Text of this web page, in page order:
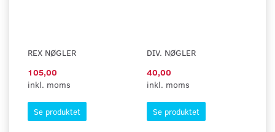
REX NØGLER
105,00
inkl. moms
Se produktet
DIV. NØGLER
40,00
inkl. moms
Se produktet